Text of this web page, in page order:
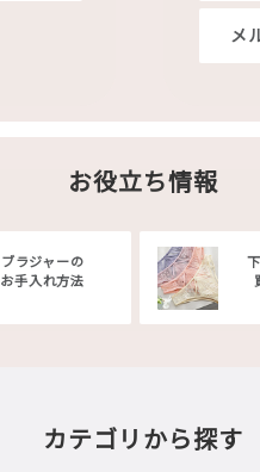
メ
お役立ち情報
ブラジャーの
お手入れ方法
カテゴリから探す